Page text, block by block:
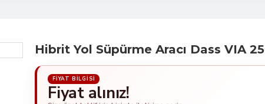
Fiyat alınız!
Hibrit Yol Süpürme Aracı Dass VIA